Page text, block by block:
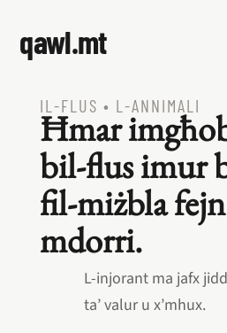
qawl.mt
IL‑FLUS • L‑ANNIMALI
Ħmar
bil‑flus imur
fil‑miżbla
mdorri.
L‑injorant ma jafx
ta’ valur u x’mhux.